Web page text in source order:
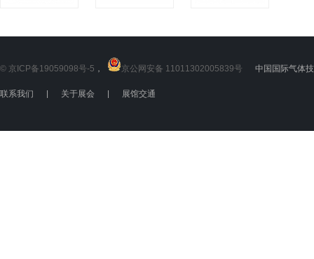
© 京ICP备19059098号-5 ， 京公网安备 11011302005839号 中国国际气体技
联系我们 关于展会 展馆交通